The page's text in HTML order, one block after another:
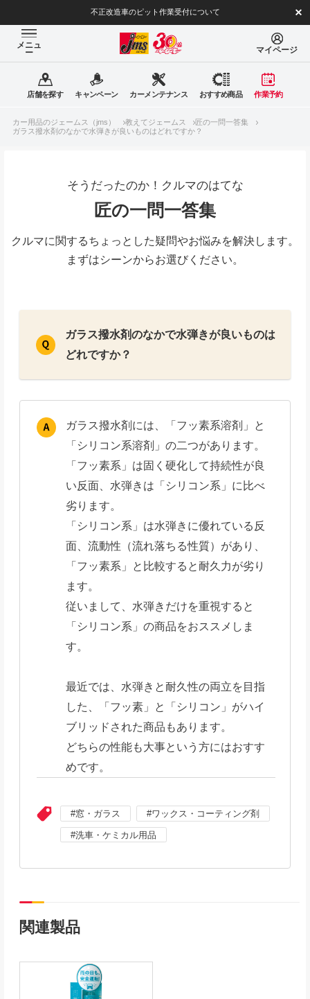
不正改造車のピット作業受付について
メニュ
ー マイページ
店舗を探す キャンペーン カーメンテナンス おすすめ商品 作業予約
カー用品のジェームス（jms） 教えてジェームス
匠の一問一答集
ガラス撥水剤のなかで水弾きが良いものはどれですか？
そうだったのか！クルマのはてな
匠の一問一答集
クルマに関するちょっとした疑問やお悩みを解決します。
まずはシーンからお選びください。
ガラス撥水剤のなかで水弾きが良いものは
どれですか？
ガラス撥水剤には、「フッ素系溶剤」と
「シリコン系溶剤」の二つがあります。
「フッ素系」は固く硬化して持続性が良
い反面、水弾きは「シリコン系」に比べ
劣ります。
「シリコン系」は水弾きに優れている反
面、流動性（流れ落ちる性質）があり、
「フッ素系」と比較すると耐久力が劣り
ます。
従いまして、水弾きだけを重視すると
「シリコン系」の商品をおススメしま
す。
最近では、水弾きと耐久性の両立を目指
した、「フッ素」と「シリコン」がハイ
ブリッドされた商品もあります。
どちらの性能も大事という方にはおすす
めです。
窓・ガラス ワックス・コーティング剤
洗車・ケミカル用品
関連製品